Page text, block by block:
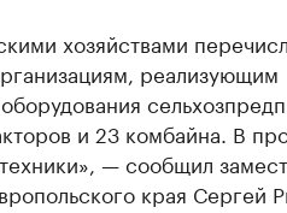
хозяйствами
реализующим
и 23 комбайна. В
— сообщил
края Сергей